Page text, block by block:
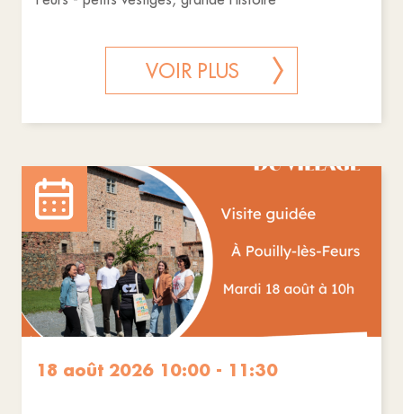
VOIR PLUS
18 août 2026 10:00 - 11:30